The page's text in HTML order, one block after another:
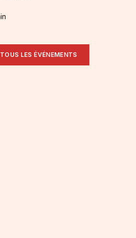
LES ÉVÉNEMENTS